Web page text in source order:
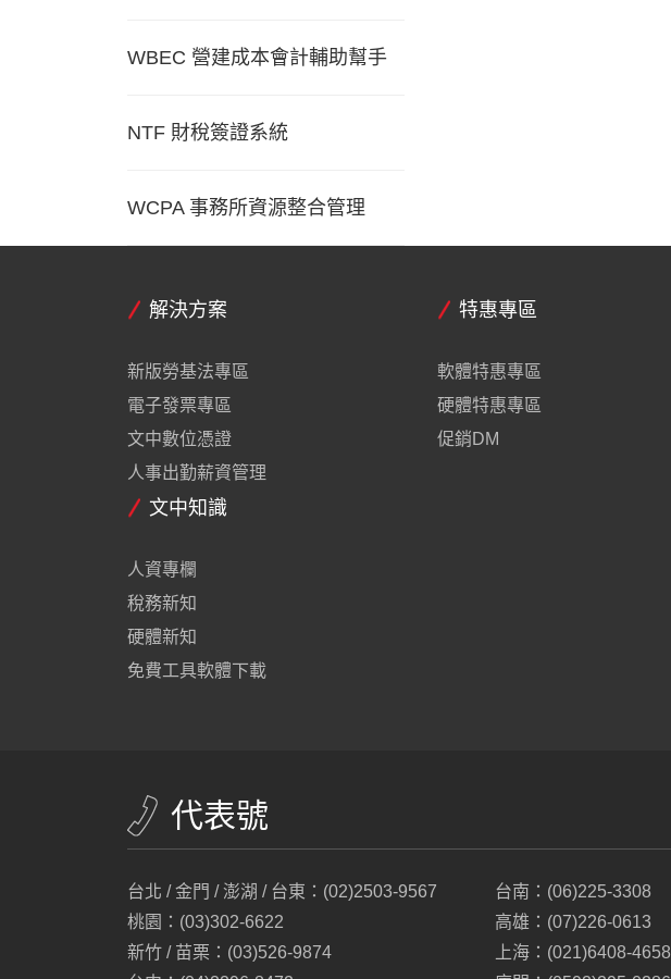
WBEC 營建成本會計輔助幫手
NTF 財稅簽證系統
WCPA 事務所資源整合管理
解決方案
新版勞基法專區
電子發票專區
文中數位憑證
人事出勤薪資管理
特惠專區
軟體特惠專區
硬體特惠專區
促銷DM
文中知識
人資專欄
稅務新知
硬體新知
免費工具軟體下載
代表號
台北 / 金門 / 澎湖 / 台東：(02)2503-9567
桃園：(03)302-6622
新竹 / 苗栗：(03)526-9874
台南：(06)225-3308
高雄：(07)226-0613
上海：(021)6408-4658